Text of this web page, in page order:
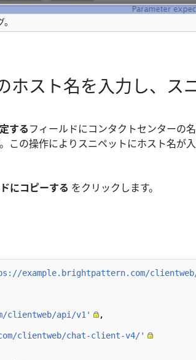
ホスト名を入力し、ス
するフィールドにコンタクトセンターの
この操作によりスニペットにホスト名が
にコピーする をクリックします。
example.brightpattern.com/
clientweb/api/v1'
,
clientweb/chat-client-v4/'